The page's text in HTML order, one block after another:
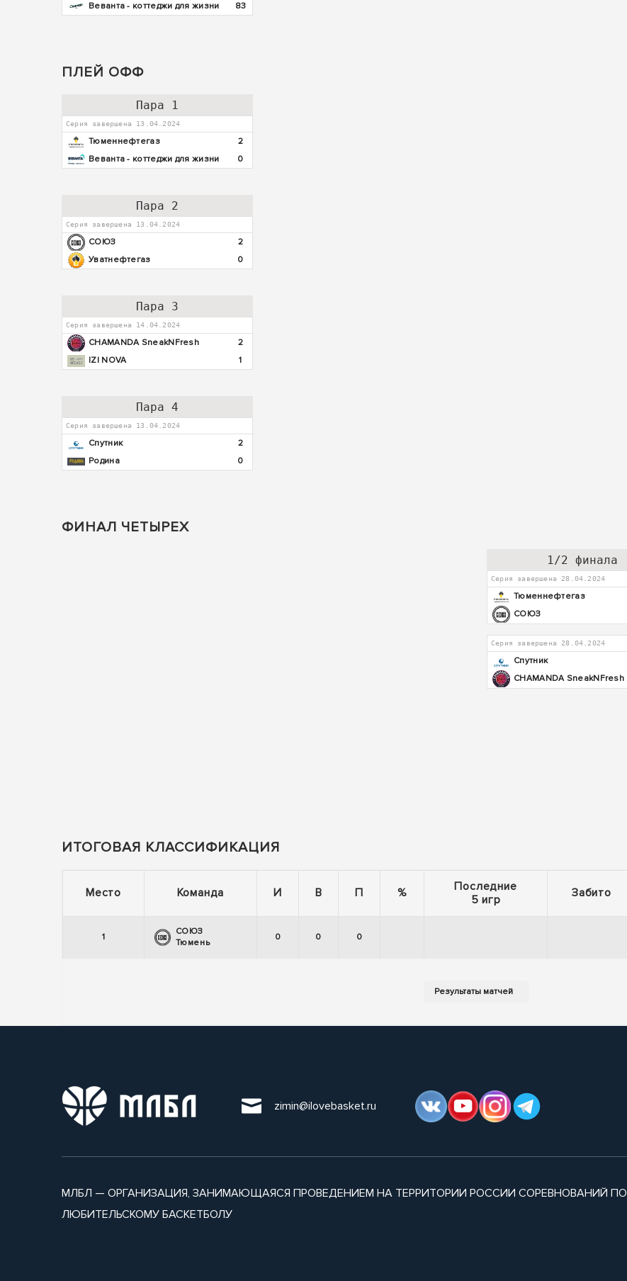
Веванта - коттеджи для жизни
83
ПЛЕЙ ОФФ
Пара 1
Серия завершена 13.04.2024
Тюменнефтегаз
2
Веванта - коттеджи для жизни
0
Пара 2
Серия завершена 13.04.2024
СОЮЗ
2
Уватнефтегаз
0
Пара 3
Серия завершена 14.04.2024
CHAMANDA SneakNFresh
2
IZI NOVA
1
Пара 4
Серия завершена 13.04.2024
Спутник
2
Родина
0
ФИНАЛ ЧЕТЫРЕХ
1/2 финала
Серия завершена 28.04.2024
Тюменнефтегаз
СОЮЗ
Серия завершена 28.04.2024
Спутник
CHAMANDA SneakNFresh
ИТОГОВАЯ КЛАССИФИКАЦИЯ
Место Команда И В П %
Последние
5 игр
Забито
1
СОЮЗ
Тюмень
0 0 0
zimin@ilovebasket.ru
МЛБЛ — ОРГАНИЗАЦИЯ, ЗАНИМАЮЩАЯСЯ ПРОВЕДЕНИЕМ НА ТЕРРИТОРИИ РОССИИ СОРЕВНОВАНИЙ ПО
ЛЮБИТЕЛЬСКОМУ БАСКЕТБОЛУ